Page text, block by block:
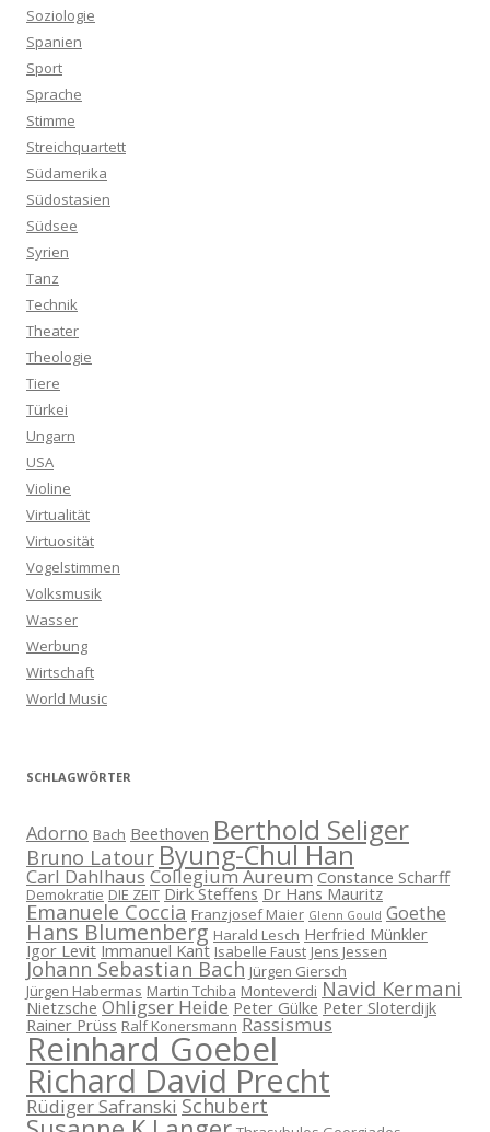
Soziologie
Spanien
Sport
Sprache
Stimme
Streichquartett
Südamerika
Südostasien
Südsee
Syrien
Tanz
Technik
Theater
Theologie
Tiere
Türkei
Ungarn
USA
Violine
Virtualität
Virtuosität
Vogelstimmen
Volksmusik
Wasser
Werbung
Wirtschaft
World Music
SCHLAGWÖRTER
Adorno Bach Beethoven Berthold Seliger
Bruno Latour Byung-Chul Han
Carl Dahlhaus Collegium Aureum Constance Scharff
Demokratie DIE ZEIT Dirk Steffens Dr Hans Mauritz
Emanuele Coccia Franzjosef Maier Glenn Gould Goethe
Hans Blumenberg Harald Lesch Herfried Münkler
Igor Levit Immanuel Kant Isabelle Faust Jens Jessen
Johann Sebastian Bach Jürgen Giersch
Jürgen Habermas Martin Tchiba Monteverdi Navid Kermani
Nietzsche Ohligser Heide Peter Gülke Peter Sloterdijk
Rainer Prüss Ralf Konersmann Rassismus
Reinhard Goebel
Richard David Precht
Rüdiger Safranski Schubert